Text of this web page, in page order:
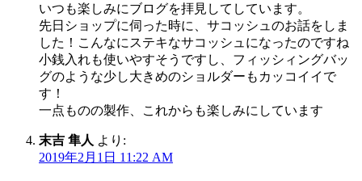
いつも楽しみにブログを拝見してしています。
先日ショップに伺った時に、サコッシュのお話をしま
した！こんなにステキなサコッシュになったのですね
小銭入れも使いやすそうですし、フィッシィングバッ
グのような少し大きめのショルダーもカッコイイで
す！
一点ものの製作、これからも楽しみにしています
末吉 隼人 より:
2019年2月1日 11:22 AM